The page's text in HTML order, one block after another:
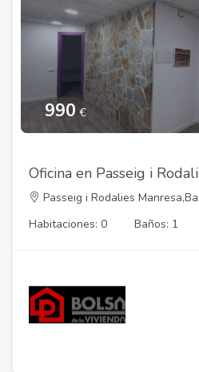
990 €
Oficina en Passeig i
Passeig i Rodalies
Habitaciones: 0
Baños: 1